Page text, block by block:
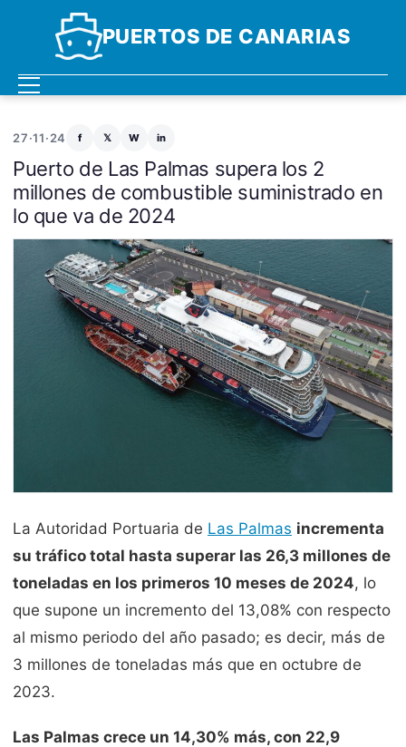
PUERTOS DE CANARIAS
27·11·24 f 𝕏 W in
Puerto de Las Palmas supera los 2
millones de combustible suministrado en
lo que va de 2024
La Autoridad Portuaria de Las Palmas incrementa
su tráfico total hasta superar las 26,3 millones de
toneladas en los primeros 10 meses de 2024, lo
que supone un incremento del 13,08% con respecto
al mismo periodo del año pasado; es decir, más de
3 millones de toneladas más que en octubre de
2023.
Las Palmas crece un 14,30% más, con 22,9